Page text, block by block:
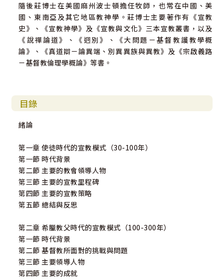
隨後莊博士在美國麻州波士頓擔任牧師，也常在中國、美
國、東南亞及其它地區教神學。莊博士主要著作有《宣教
史》、《宣教神學》及《宣教與文化》三本宣教叢書，以及
《說禪論道》、《迥別》、《大問題－基督教護教學概
論》、《真道辯－論異端、別異異族與異教》及《宗啟義路
－基督教倫理學概論》等書。
目錄
緒論
第一章 使徒時代的宣教模式（30-100年）
第一節 時代背景
第二節 主要的教會領導人物
第三節 主要的宣教里程碑
第四節 主要的宣教策略
第五節 總結與反思
第二章 希臘教父時代的宣教模式（100-300年）
第一節 時代背景
第二節 基督教所面對的挑戰與問題
第三節 主要領導人物
第四節 主要的成就